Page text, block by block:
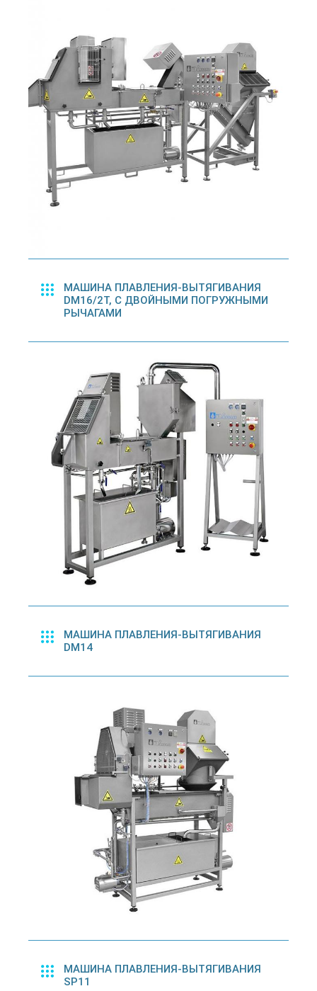
МАШИНА ПЛАВЛЕНИЯ-ВЫТЯГИВАНИЯ
DM16/2T, С ДВОЙНЫМИ ПОГРУЖНЫМИ
РЫЧАГАМИ
МАШИНА ПЛАВЛЕНИЯ-ВЫТЯГИВАНИЯ
DM14
МАШИНА ПЛАВЛЕНИЯ-ВЫТЯГИВАНИЯ
SP11